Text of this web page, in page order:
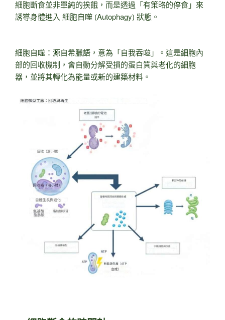
細胞斷食並非單純的挨餓，而是透過「有策略的停食」來
誘導身體進入 細胞自噬 (Autophagy) 狀態。
細胞自噬：源自希臘語，意為「自我吞噬」。這是細胞內
部的回收機制，會自動分解受損的蛋白質與老化的細胞
器，並將其轉化為能量或新的建築材料。